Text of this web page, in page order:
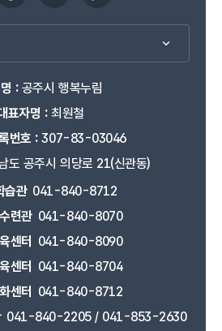
:공주시 행복누림
표자명 :최원철
번호 :307-83-03046
도 공주시 의당로 21(신관동)
습관 041-840-8712
련관 041-840-8070
센터
041-840-8090
센터
041-840-8704
센터
041-840-8712
041-840-2205 / 041-853-2630